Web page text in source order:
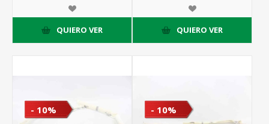
impuestos
QUIERO VER
impuestos
QUIERO VER
- 10% - 10%